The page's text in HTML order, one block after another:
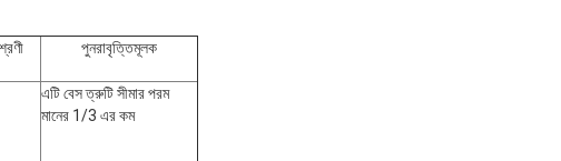
পুনরাবৃত্তিমূলক
এটি বেস ত্রুটি সীমার পরম
মানের 1/3 এর কম